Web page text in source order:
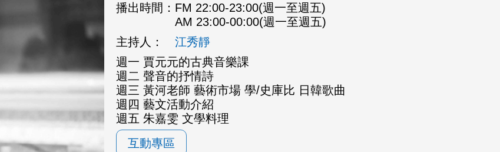
播出時間： FM 22:00-23:00(週一至週五)
AM 23:00-00:00(週一至週五)
主持人：
江秀靜
週一 賈元元的古典音樂課
週二 聲音的抒情詩
週三 黃河老師 藝術市場 學/史庫比 日韓歌曲
週四 藝文活動介紹
週五 朱嘉雯 文學料理
互動專區